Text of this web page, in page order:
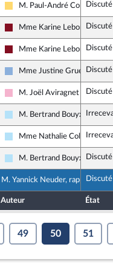
Libertés, Indépendants,
M. Paul-André Colombani
Discuté
Gauche Démocrate et
Mme Karine Lebon Discuté
Gauche Démocrate et
Mme Karine Lebon Discuté
Droite Républicaine
Mme Justine Gruet Discuté
Socialistes et apparentés
M. Joël Aviragnet Discuté
Horizons & Indépendants
M. Bertrand Bouyx
Horizons & Indépendants
Mme Nathalie Colin-
Horizons & Indépendants
M. Bertrand Bouyx Discuté
M. Yannick Neuder, rapporteur
Discuté
Auteur État
49 50 51